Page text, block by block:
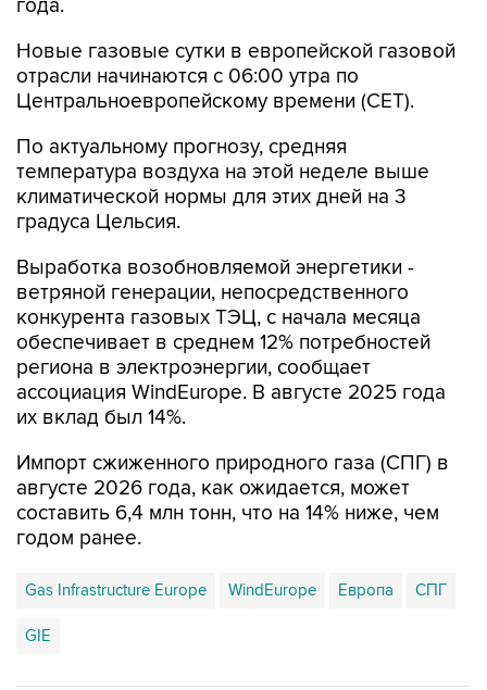
года.
Новые газовые сутки в европейской газовой
отрасли начинаются c 06:00 утра по
Центральноевропейскому времени (CET).
По актуальному прогнозу, средняя
температура воздуха на этой неделе выше
климатической нормы для этих дней на 3
градуса Цельсия.
Выработка возобновляемой энергетики -
ветряной генерации, непосредственного
конкурента газовых ТЭЦ, с начала месяца
обеспечивает в среднем 12% потребностей
региона в электроэнергии, сообщает
ассоциация WindEurope. В августе 2025 года
их вклад был 14%.
Импорт сжиженного природного газа (СПГ) в
августе 2026 года, как ожидается, может
составить 6,4 млн тонн, что на 14% ниже, чем
годом ранее.
Gas Infrastructure Europe WindEurope Европа СПГ
GIE